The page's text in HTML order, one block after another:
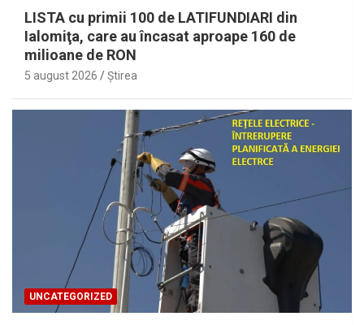
LISTA cu primii 100 de LATIFUNDIARI din
Ialomiţa, care au încasat aproape 160 de
milioane de RON
5 august 2026 Ştirea
UNCATEGORIZED